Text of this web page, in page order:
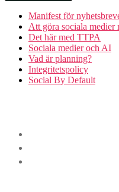
Manifest för
Att göra sociala medier
Det här med TTPA
Sociala medier och AI
Vad är planning?
Integritetspolicy
Social By Default